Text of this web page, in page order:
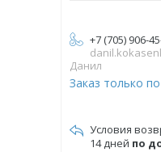
+7 (705) 906-
Данил
Заказ только
14 дней по